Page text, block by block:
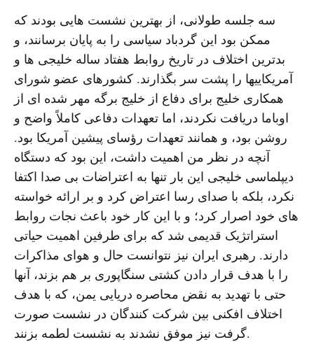
سه جلسه طولانی، از بهترین نشست هایی بودند که
ممکن بود این گردباد سیاسی را به پایان برسانند، و
بدترین اختلاف در تاریخ روابط هفتاد ساله خلیجی ها و
آمریکاییها را پشت سر بگذارند. کشورهای عضو شورای
همکاری خلیج برای دفاع از خلیج برگه مهر شده ای از
اوباما دریافت نکردند، اما تعهدات دفاعی کاملاً واضح و
روشن بود، و همانند تعهدات رؤسای پیشین آمریکا بود.
آنچه در نظر من اهمیت داشت، این بود که دستگاه
دیپلماسی خلیجی این بار تنها به اعتراضات بی صدا اکتفا
نکرد، بلکه با صدای رسا اعتراض کرد و بر ارائه خواسته
های خود اصرار کرد؛ و با این کار خود باعث نجات روابط
استراتژیک قدیمی شد که برای طرفین اهمیت حیاتی
دارند. رهبری ایران نیز نتوانست حال و هوای مذاکرات
را با هدف قرار دادن کشتی سنگاپوری بر هم بزند، آنها
حتی با تهدید به نقض محاصره دریایی یمن، که با هدف
اختلاف افکنی بین شرکت کنندگان در نشست صورت
گرفت نیز موفق نشدند به نشست لطمه بزنند.